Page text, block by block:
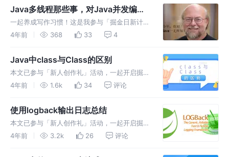
两点很重要： 如果实参是基本类型（包括包装
类型）或者String，
Java多线程那些事，对Java并发编程
2w余字的总结，超详细（从入门到完
全掌握）
一起养成写作习惯！这是我参与「掘金日新计划
· 4 月更文挑战」的第1天，点击查看活动详情。
Linux）都可以执行多任务。多任务就是同时运
4年前 368 33 4
Java中class与Class的区别
本文已参与「新人创作礼」活动，一起开启掘金
创作之路。 一.class与Class区别 class是Java
Xxx ，在声明Java类时
4年前 1.6k 34 评论
使用logback输出日志总结
本文已参与「新人创作礼」活动，一起开启掘金
创作之路。 1.日志级别 logback有5种级别，分
4年前 3.2k 26 评论